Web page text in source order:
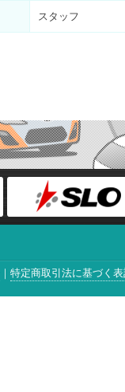
スタッフ
特定商取引法に基づく